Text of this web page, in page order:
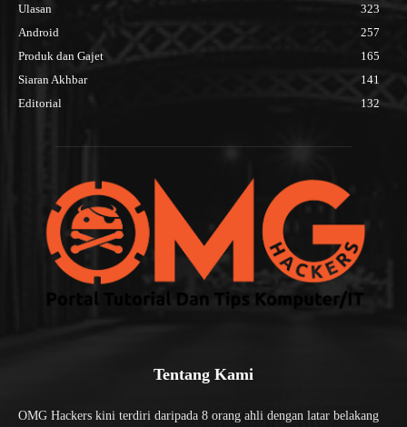
Ulasan
323
Android
257
Produk dan Gajet
165
Siaran Akhbar
141
Editorial
132
Tentang Kami
OMG Hackers kini terdiri daripada 8 orang ahli dengan latar belakang